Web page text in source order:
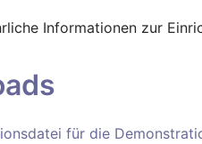
Informationen zur
für die